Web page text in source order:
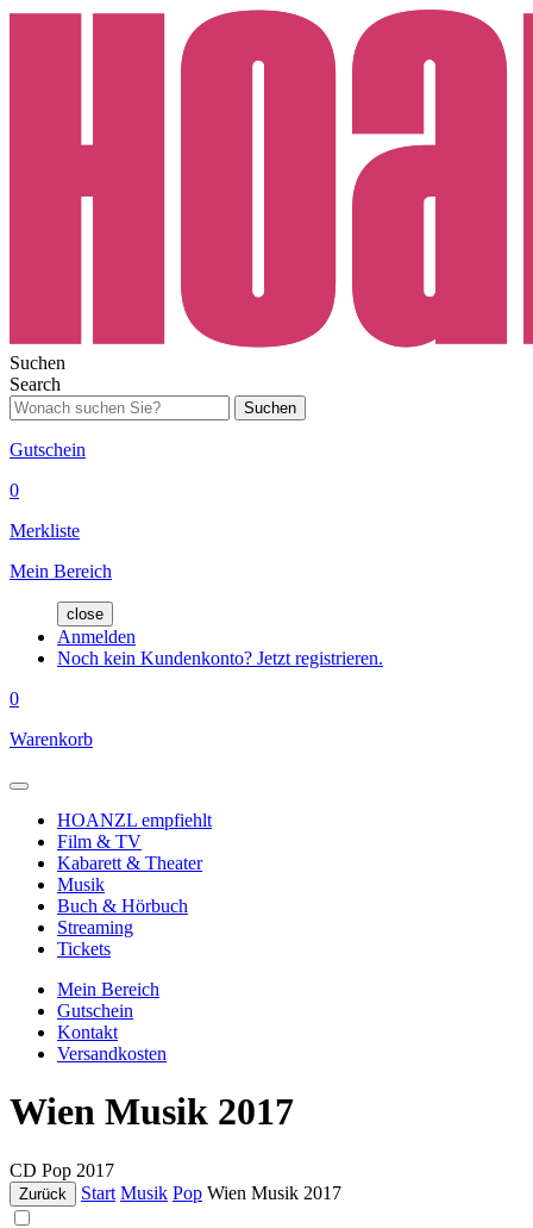
Suchen
Search
Suchen
Gutschein
0
Merkliste
Mein Bereich
close
Anmelden
Noch kein Kundenkonto? Jetzt registrieren.
0
Warenkorb
HOANZL empfiehlt
Film & TV
Kabarett & Theater
Musik
Buch & Hörbuch
Streaming
Tickets
Mein Bereich
Gutschein
Kontakt
Versandkosten
Wien Musik 2017
CD Pop 2017
Zurück Start Musik Pop Wien Musik 2017